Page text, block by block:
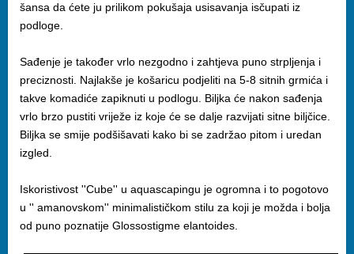
šansa da ćete ju prilikom pokušaja usisavanja isčupati iz
podloge.
Sađenje je također vrlo nezgodno i zahtjeva puno strpljenja i
preciznosti. Najlakše je košaricu podjeliti na 5-8 sitnih grmića i
takve komadiće zapiknuti u podlogu. Biljka će nakon sađenja
vrlo brzo pustiti vriježe iz koje će se dalje razvijati sitne biljčice.
Biljka se smije podšišavati kako bi se zadržao pitom i uredan
izgled.
Iskoristivost ''Cube'' u aquascapingu je ogromna i to pogotovo
u '' amanovskom'' minimalističkom stilu za koji je možda i bolja
od puno poznatije Glossostigme elantoides.